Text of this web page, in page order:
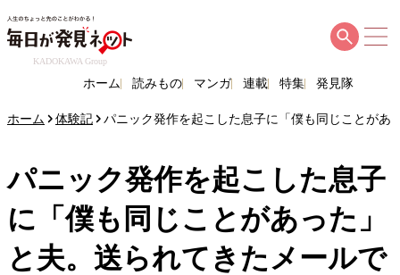
KADOKAWA Group
ホーム 読みもの マンガ 連載 特集 発見隊
ホーム 体験記 パニック発作を起こした息子に「僕も同じことが
パニック発作を起こした息子
に「僕も同じことがあった」
と夫。送られてきたメールで